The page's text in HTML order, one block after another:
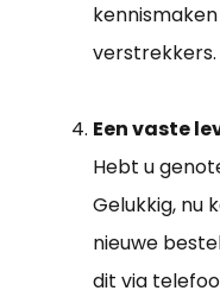
verstrekkers.
Een vaste
Hebt u
Gelukkig, nu
nieuwe
dit via